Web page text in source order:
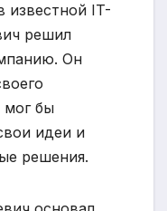
известной IT-
решил
Он
мог бы
идеи и
решения.